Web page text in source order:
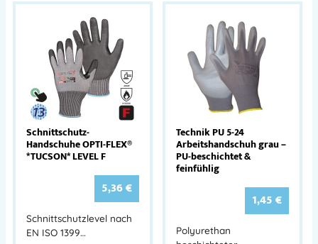
Schnittschutz-
Handschuhe OPTI-FLEX®
*TUCSON* LEVEL F
5,36€
Schnittschutzlevel nach
EN ISO 1399…
Technik PU 5-24
Arbeitshandschuh grau –
PU-beschichtet &
feinfühlig
1,45€
Polyurethan